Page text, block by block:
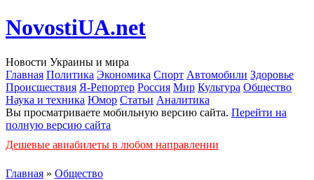
NovostiUA.net
Новости Украины и мира
Главная Политика Экономика Спорт Автомобили Здоровье
Происшествия Я-Репортер Россия Мир Культура Общество
Наука и техника Юмор Статьи Аналитика
Вы просматриваете мобильную версию сайта. Перейти на
полную версию сайта
Дешевые авиабилеты в любом направлении
Главная » Общество